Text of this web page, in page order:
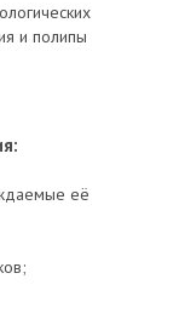
и полипы
её